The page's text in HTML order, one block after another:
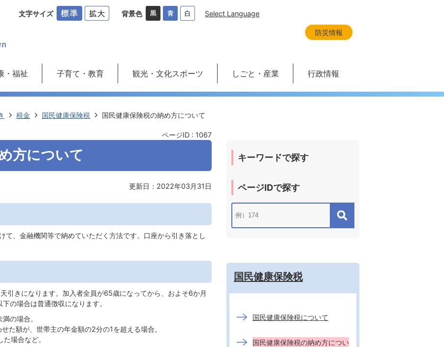
文字サイズ 背景色 Select Language
防災情報
・福祉 子育て・教育 観光・文化スポーツ しごと・産業 行政情報
税金 国民健康保険税 国民健康保険税の納め方について
ページID : 1067
方について
更新日：2022年03月31日
て、金融機関等で納めていただく方法です。口座から引き落とし
引きになります。加入者全員が65歳になってから、およそ6か月
の場合は普通徴収になります。
の場合。
た額が、世帯主の年金額の2分の1を超える場合。
場合など。
キーワードで探す
ページIDで探す
国民健康保険税
国民健康保険税について
国民健康保険税の納め方につい